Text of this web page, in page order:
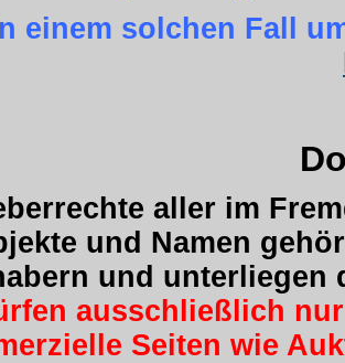
einem solchen Fall
aller im
und Namen
und unterliegen
ausschließlich
Seiten wie